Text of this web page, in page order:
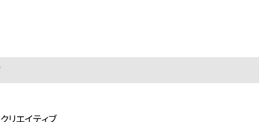
クリエイティブ